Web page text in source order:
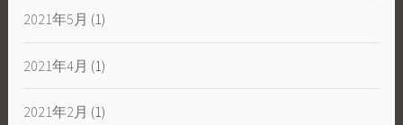
2021年5月 (1)
2021年4月 (1)
2021年2月 (1)